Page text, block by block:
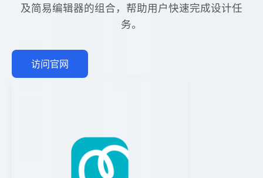
及简易编辑器的组合，帮助用户快速完成设计任
务。
访问官网